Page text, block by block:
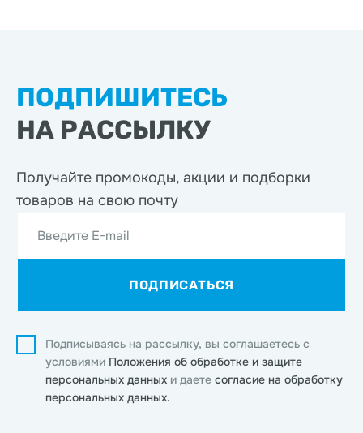
ПОДПИШИТЕСЬ
НА РАССЫЛКУ
Получайте промокоды, акции и подборки
товаров на свою почту
Введите E-mail
ПОДПИСАТЬСЯ
Подписываясь на рассылку, вы соглашаетесь с
условиями Положения об обработке и защите
персональных данных и даете согласие на обработку
персональных данных.